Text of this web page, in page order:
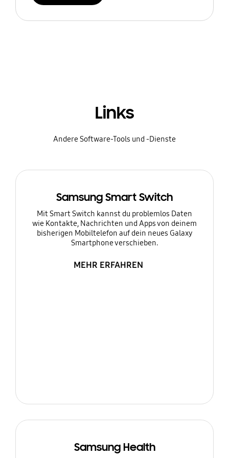
Links
Andere Software-Tools und -Dienste
Samsung Smart Switch
Mit Smart Switch kannst du problemlos Daten
wie Kontakte, Nachrichten und Apps von deinem
bisherigen Mobiltelefon auf dein neues Galaxy
Smartphone verschieben.
MEHR ERFAHREN
Samsung Health